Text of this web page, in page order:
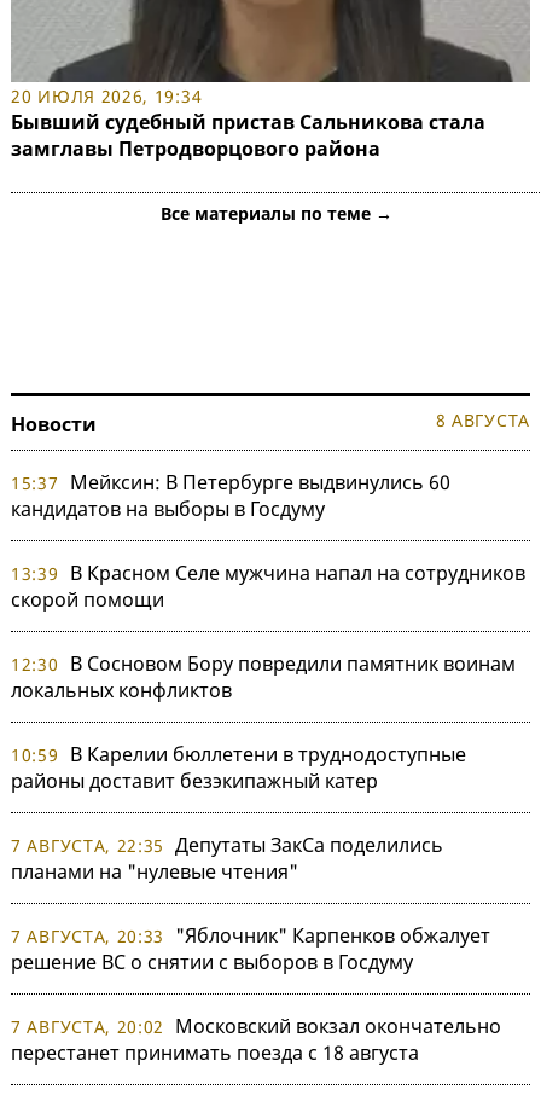
20 ИЮЛЯ 2026, 19:34
Бывший судебный пристав Сальникова стала
замглавы Петродворцового района
Все материалы по теме →
Новости 8 АВГУСТА
15:37
Мейксин: В Петербурге выдвинулись 60
кандидатов на выборы в Госдуму
13:39
В Красном Селе мужчина напал на сотрудников
скорой помощи
12:30
В Сосновом Бору повредили памятник воинам
локальных конфликтов
10:59
В Карелии бюллетени в труднодоступные
районы доставит безэкипажный катер
7 АВГУСТА, 22:35 Депутаты ЗакСа поделились
планами на "нулевые чтения"
7 АВГУСТА, 20:33
"Яблочник" Карпенков обжалует
решение ВС о снятии с выборов в Госдуму
7 АВГУСТА, 20:02
Московский вокзал окончательно
перестанет принимать поезда с 18 августа